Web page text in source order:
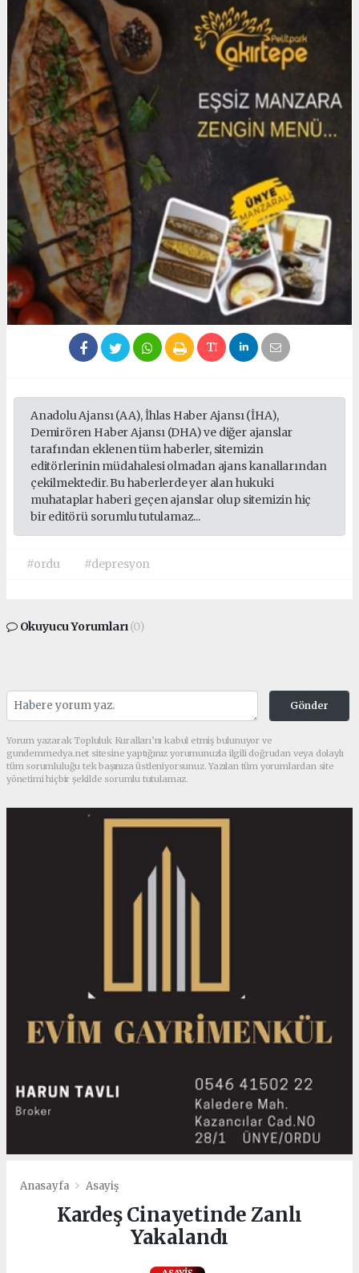
Anadolu Ajansı (AA), İhlas Haber Ajansı (İHA),
Demirören Haber Ajansı (DHA) ve diğer ajanslar
tarafından eklenen tüm haberler, sitemizin
editörlerinin müdahalesi olmadan ajans kanallarından
çekilmektedir. Bu haberlerde yer alan hukuki
muhataplar haberi geçen ajanslar olup sitemizin hiç
bir editörü sorumlu tutulamaz...
#ordu #depresyon
Okuyucu Yorumları(0)
Gönder
Yorum yazarak Topluluk Kuralları’nı kabul etmiş bulunuyor ve
gundemmedya.net sitesine yaptığınız yorumunuzla ilgili doğrudan veya dolaylı
tüm sorumluluğu tek başınıza üstleniyorsunuz. Yazılan tüm yorumlardan site
yönetimi hiçbir şekilde sorumlu tutulamaz.
Anasayfa Asayiş
Kardeş Cinayetinde Zanlı
Yakalandı